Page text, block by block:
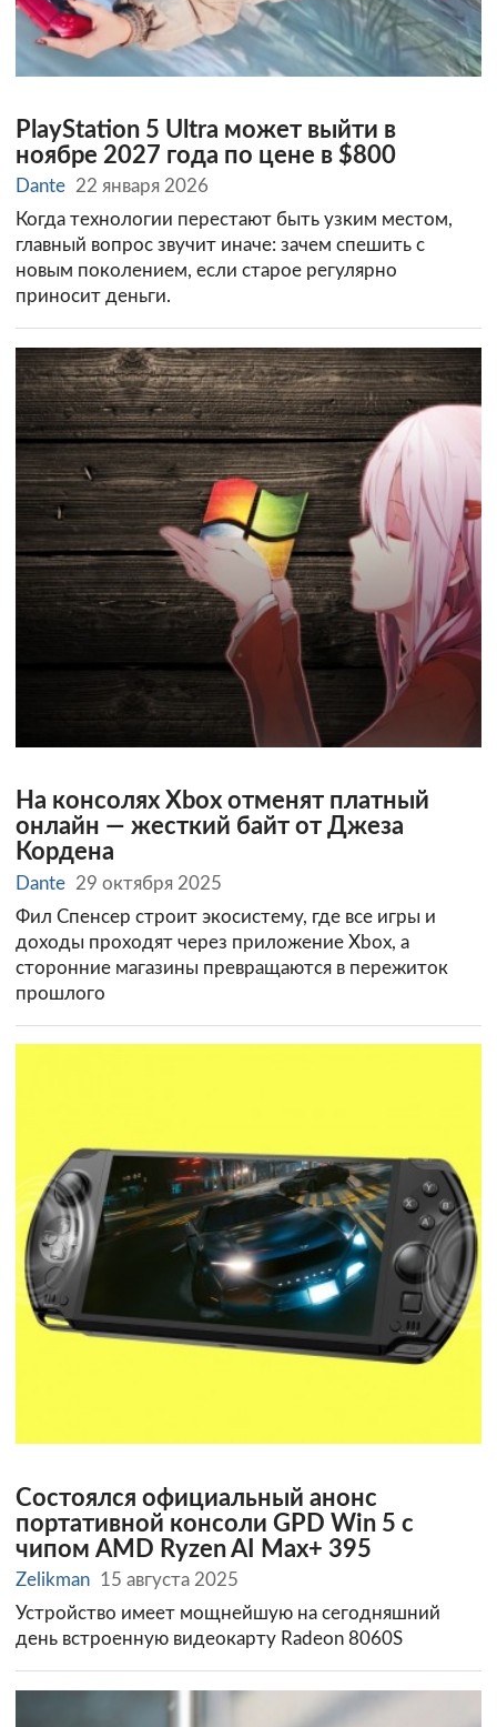
PlayStation 5 Ultra может выйти в
ноябре 2027 года по цене в $800
Dante 22 января 2026
Когда технологии перестают быть узким местом,
главный вопрос звучит иначе: зачем спешить с
новым поколением, если старое регулярно
приносит деньги.
На консолях Xbox отменят платный
онлайн — жесткий байт от Джеза
Кордена
Dante 29 октября 2025
Фил Спенсер строит экосистему, где все игры и
доходы проходят через приложение Xbox, а
сторонние магазины превращаются в пережиток
прошлого
Состоялся официальный анонс
портативной консоли GPD Win 5 с
чипом AMD Ryzen AI Max+ 395
Zelikman 15 августа 2025
Устройство имеет мощнейшую на сегодняшний
день встроенную видеокарту Radeon 8060S